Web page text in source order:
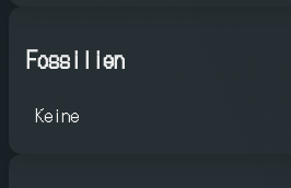
Fossilien
Keine